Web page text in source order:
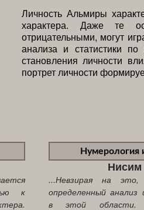
Личность Альмиры
характера. Даже те
отрицательными, могут
анализа и статистики
становления личности
портрет личности
к
Нумерология
Нисим
...Невзирая на
определенный анализ
в этой